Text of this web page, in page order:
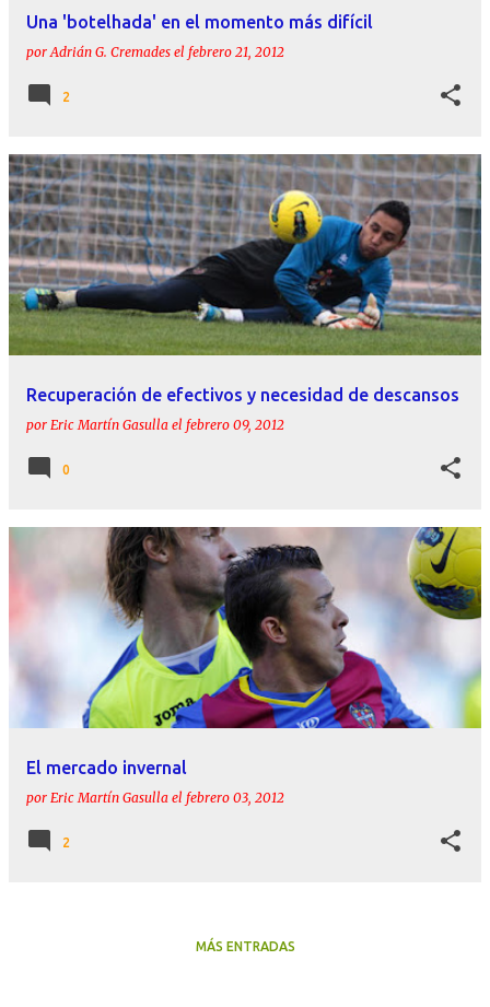
Una 'botelhada' en el momento más difícil
porAdrián G. Cremades el febrero 21, 2012
2
Recuperación de efectivos y necesidad de descansos
por Eric Martín Gasulla el febrero 09, 2012
0
El mercado invernal
por Eric Martín Gasulla el febrero 03, 2012
2
MÁS ENTRADAS